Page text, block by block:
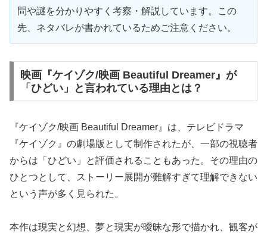
問や謎を分かりやすく考察・解説しています。この
先、ネタバレが書かれているためご注意ください。
映画『ケイゾク/映画 Beautiful Dreamer』が
「ひどい」と言われている理由とは？
『ケイゾク/映画 Beautiful Dreamer』は、テレビドラマ
『ケイゾク』の劇場版として制作されたが、一部の視聴者
からは「ひどい」と評価されることもあった。その理由の
ひとつとして、ストーリー展開が難解すぎて理解できない
という声が多く見られた。
本作は現実と幻想、夢と現実が曖昧な形で描かれ、観客が